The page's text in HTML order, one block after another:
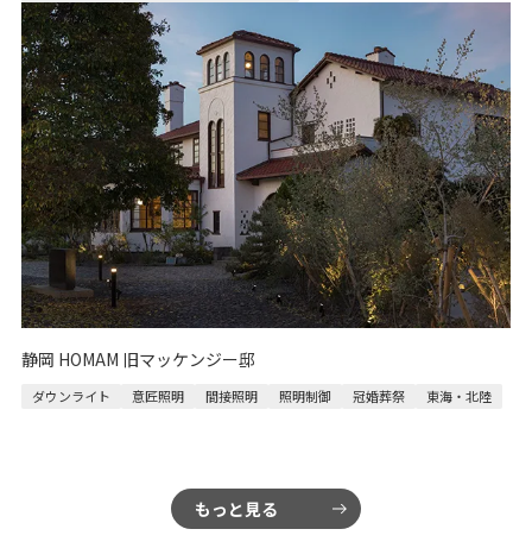
静岡 HOMAM 旧マッケンジー邸
ダウンライト 意匠照明 間接照明 照明制御 冠婚葬祭 東海・北陸
もっと見る